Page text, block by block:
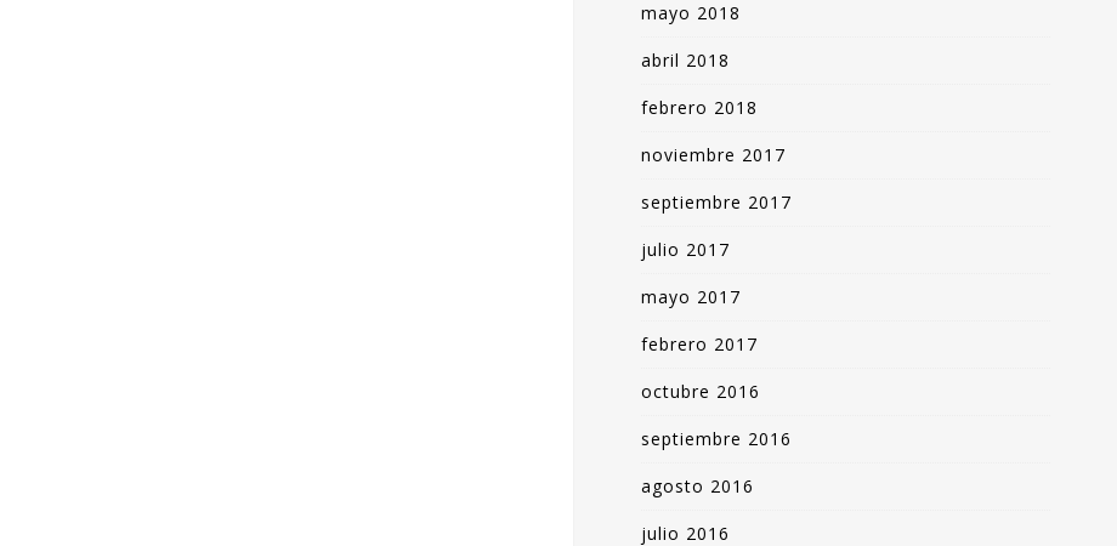
mayo 2018
abril 2018
febrero 2018
noviembre 2017
septiembre 2017
julio 2017
mayo 2017
febrero 2017
octubre 2016
septiembre 2016
agosto 2016
julio 2016